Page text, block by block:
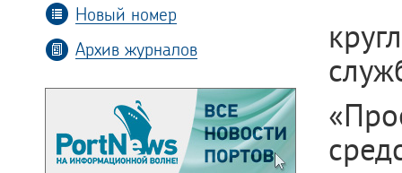
Новый номер
Архив журналов